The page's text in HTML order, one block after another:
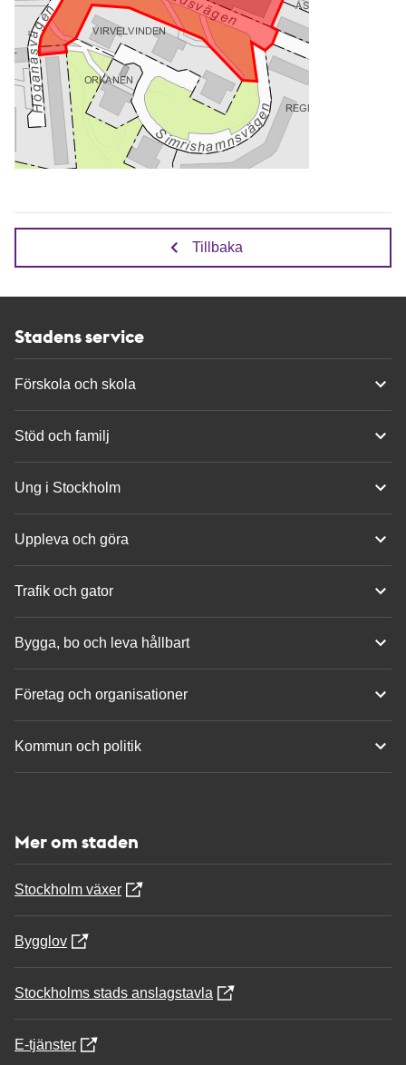
Tillbaka
Stadens service
Förskola och skola
Stöd och familj
Ung i Stockholm
Uppleva och göra
Trafik och gator
Bygga, bo och leva hållbart
Företag och organisationer
Kommun och politik
Mer om staden
Stockholm växer
Bygglov
Stockholms stads anslagstavla
E-tjänster